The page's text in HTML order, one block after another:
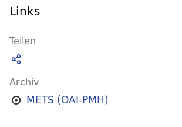
Links
Teilen
Archiv
METS (OAI-PMH)